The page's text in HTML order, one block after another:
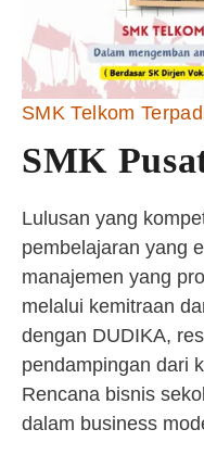
SMK Telkom
SMK
Lulusan yang
pembelajaran yang
manajemen yang
melalui kemitraan
dengan DUDIKA,
pendampingan dari
Rencana bisnis
dalam business